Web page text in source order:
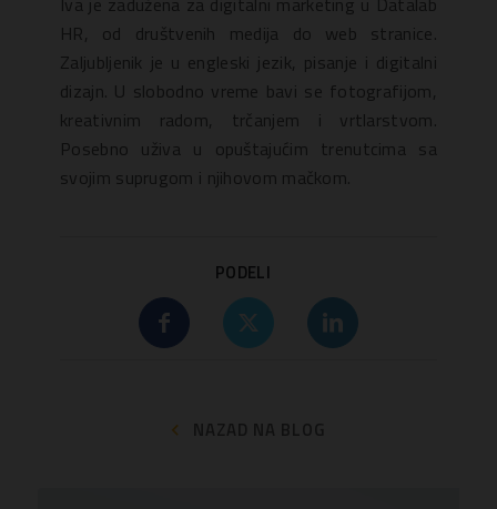
HR, od društvenih medija do web stranice.
Zaljubljenik je u engleski jezik, pisanje i digitalni
dizajn. U slobodno vreme bavi se fotografijom,
kreativnim radom, trčanjem i vrtlarstvom.
Posebno uživa u opuštajućim trenutcima sa
svojim suprugom i njihovom mačkom.
PODELI